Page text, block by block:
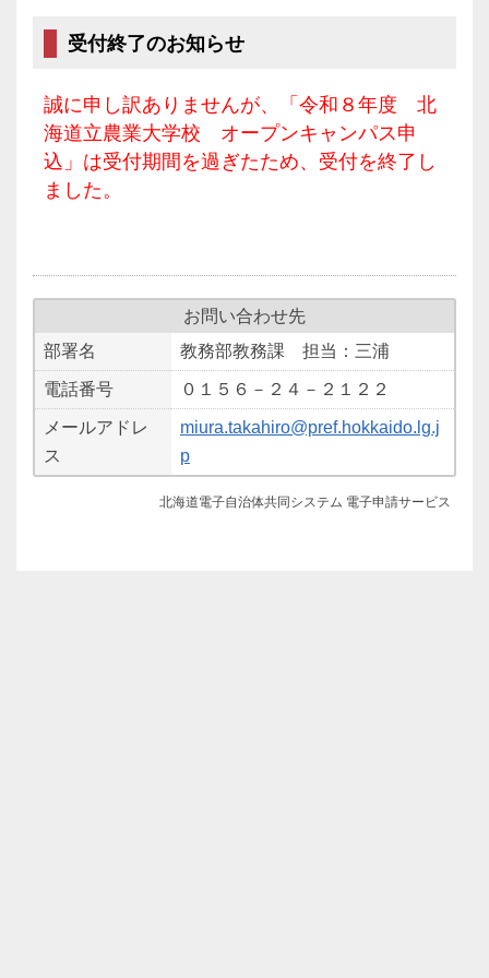
受付終了のお知らせ
誠に申し訳ありませんが、「令和８年度 北
海道立農業大学校 オープンキャンパス申
込」は受付期間を過ぎたため、受付を終了し
ました。
お問い合わせ先
部署名
教務部教務課 担当：三浦
電話番号 ０１５６－２４－２１２２
メールアドレ
ス
miura.takahiro@pref.hokkaido.lg.j
p
北海道電子自治体共同システム 電子申請サービス